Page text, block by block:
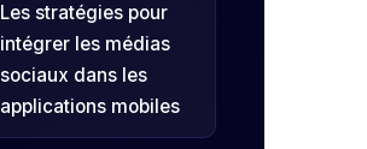
Les stratégies pour
intégrer les médias
sociaux dans les
applications mobiles